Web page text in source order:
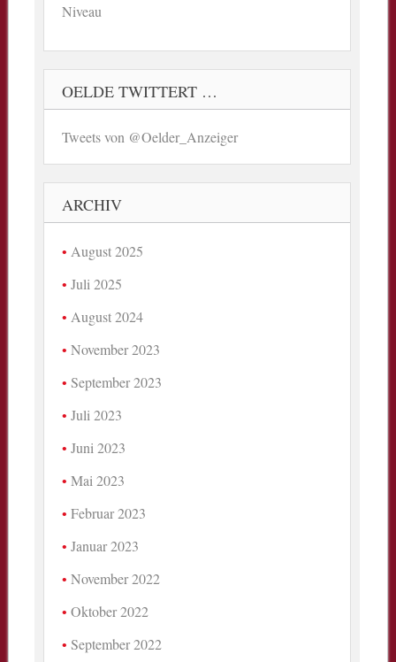
Niveau
OELDE TWITTERT …
Tweets von @Oelder_Anzeiger
ARCHIV
August 2025
Juli 2025
August 2024
November 2023
September 2023
Juli 2023
Juni 2023
Mai 2023
Februar 2023
Januar 2023
November 2022
Oktober 2022
September 2022